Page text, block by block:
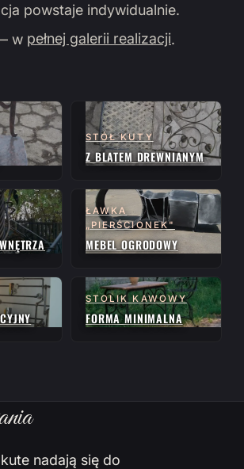
powstaje indywidualnie.
w pełnej galerii realizacji.
STÓŁ KUTY
Z BLATEM DREWNIANYM
ŁAWKA
„PIERŚCIONEK"
MEBEL OGRODOWY
STOLIK KAWOWY
FORMA MINIMALNA
nadają się do